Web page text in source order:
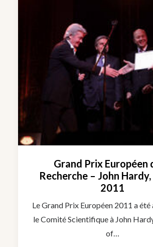
Grand Prix Européen
Recherche – John
2011
Le Grand Prix Européen 2011 a
le Comité Scientifique à John
of…